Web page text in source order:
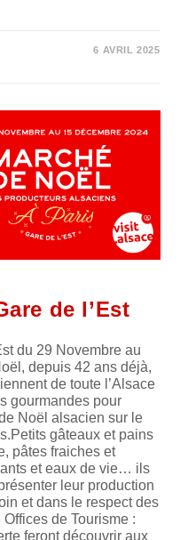
6 AVRIL 2025
de l’Est
du 29 Novembre au
depuis 42 ans déjà,
de toute l’Alsace
gourmandes pour
Noël alsacien sur le
gâteaux et pains
pâtes fraiches et
et eaux de vie… ils
leur production
et dans le respect des
de Tourisme :
feront découvrir aux